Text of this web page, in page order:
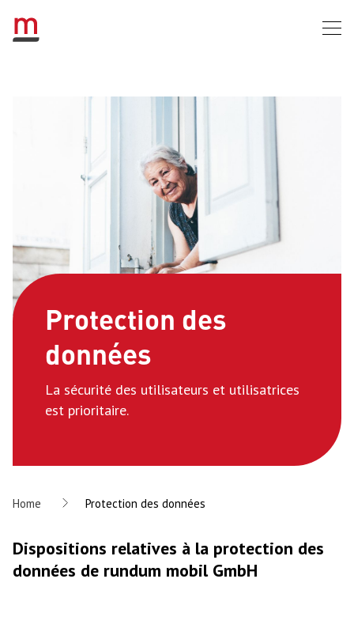
Protection des
données
La sécurité des utilisateurs et utilisatrices
est prioritaire.
Home Protection des données
Dispositions relatives à la protection des
données de rundum mobil GmbH